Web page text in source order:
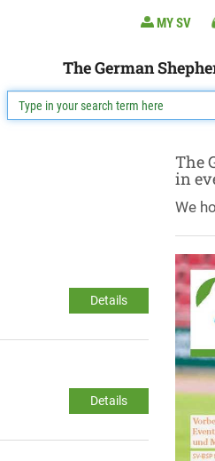
MY SV
The German
Details
Details
The
in
We